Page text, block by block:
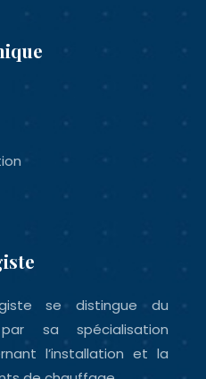
se distingue du
sa spécialisation
l’installation et la